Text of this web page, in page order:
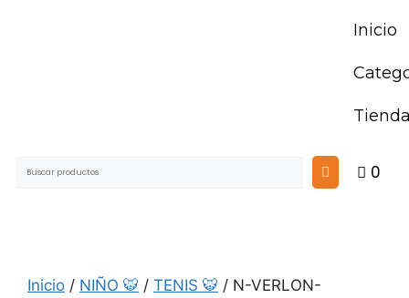
Inicio
0
Inicio / NIÑO 🐯 / TENIS 🐯 / N-VERLON-